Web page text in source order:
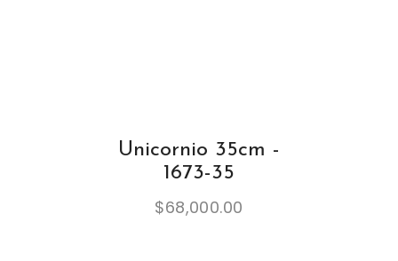
Unicornio 35cm -
1673-35
$68,000.00